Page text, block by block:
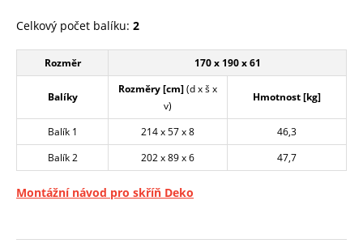
Celkový počet balíku: 2
Rozměr 170 x 190 x 61
Balíky
Rozměry [cm](d x š x
v)
Hmotnost [kg]
Balík 1 214 x 57 x 8
46,3
Balík 2
202 x 89 x 6 47,7
Montážní návod pro skříň Deko